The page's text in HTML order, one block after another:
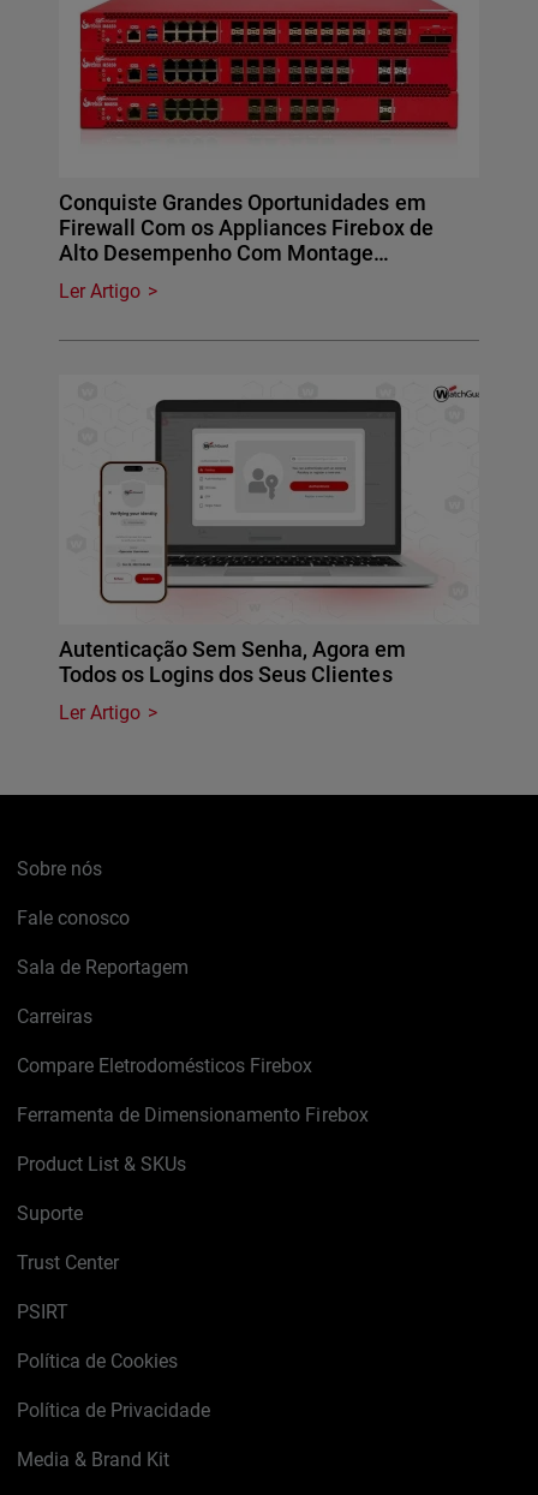
Conquiste Grandes Oportunidades em
Firewall Com os Appliances Firebox de
Alto Desempenho Com Montage…
Ler Artigo
Autenticação Sem Senha, Agora em
Todos os Logins dos Seus Clientes
Ler Artigo
Sobre nós
Fale conosco
Sala de Reportagem
Carreiras
Compare Eletrodomésticos Firebox
Ferramenta de Dimensionamento Firebox
Product List & SKUs
Suporte
Trust Center
PSIRT
Política de Cookies
Política de Privacidade
Media & Brand Kit